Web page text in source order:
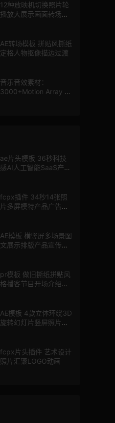
12种放映机切换照片轮
播放大展示画面转场动
AE转场模板 拼贴风撕纸
定格人物抠像描边过渡
音乐音效素材：
3000+Motion Array 影
ae片头模板 36秒科技
感AI人工智能SaaS产品
fcpx插件 34秒14张照
片多屏模特产品广告宣
AE模板 横竖屏多场景图
文展示排版产品宣传视
pr模板 做旧撕纸拼贴风
格播客节目开场介绍动
AE模板 4款立体环绕3D
旋转幻灯片竖屏照片轮
fcpx片头插件 艺术设计
照片汇聚LOGO动画